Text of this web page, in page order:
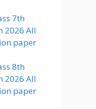
7th
2026 All
paper
8th
2026 All
paper